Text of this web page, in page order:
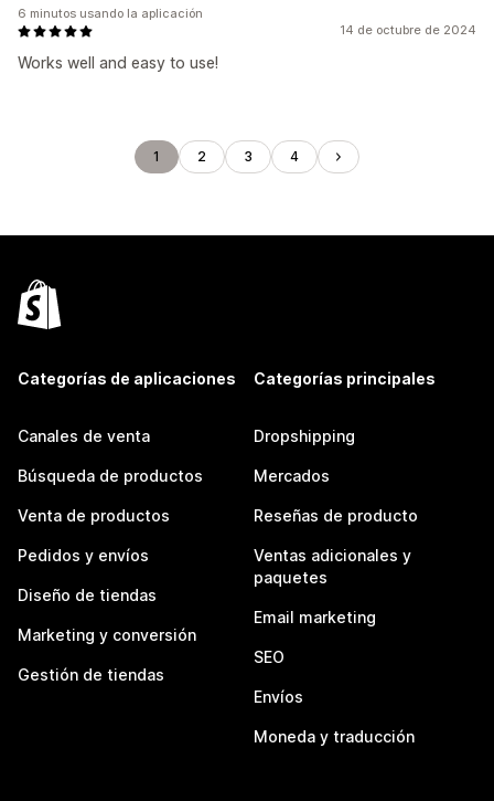
14 de octubre de 2024
Works well and easy to use!
6 minutos usando la aplicación
1 2 3 4
Categorías de aplicaciones
Canales de venta
Búsqueda de productos
Venta de productos
Pedidos y envíos
Diseño de tiendas
Marketing y conversión
Gestión de tiendas
Categorías principales
Dropshipping
Mercados
Reseñas de producto
Ventas adicionales y
paquetes
Email marketing
SEO
Envíos
Moneda y traducción